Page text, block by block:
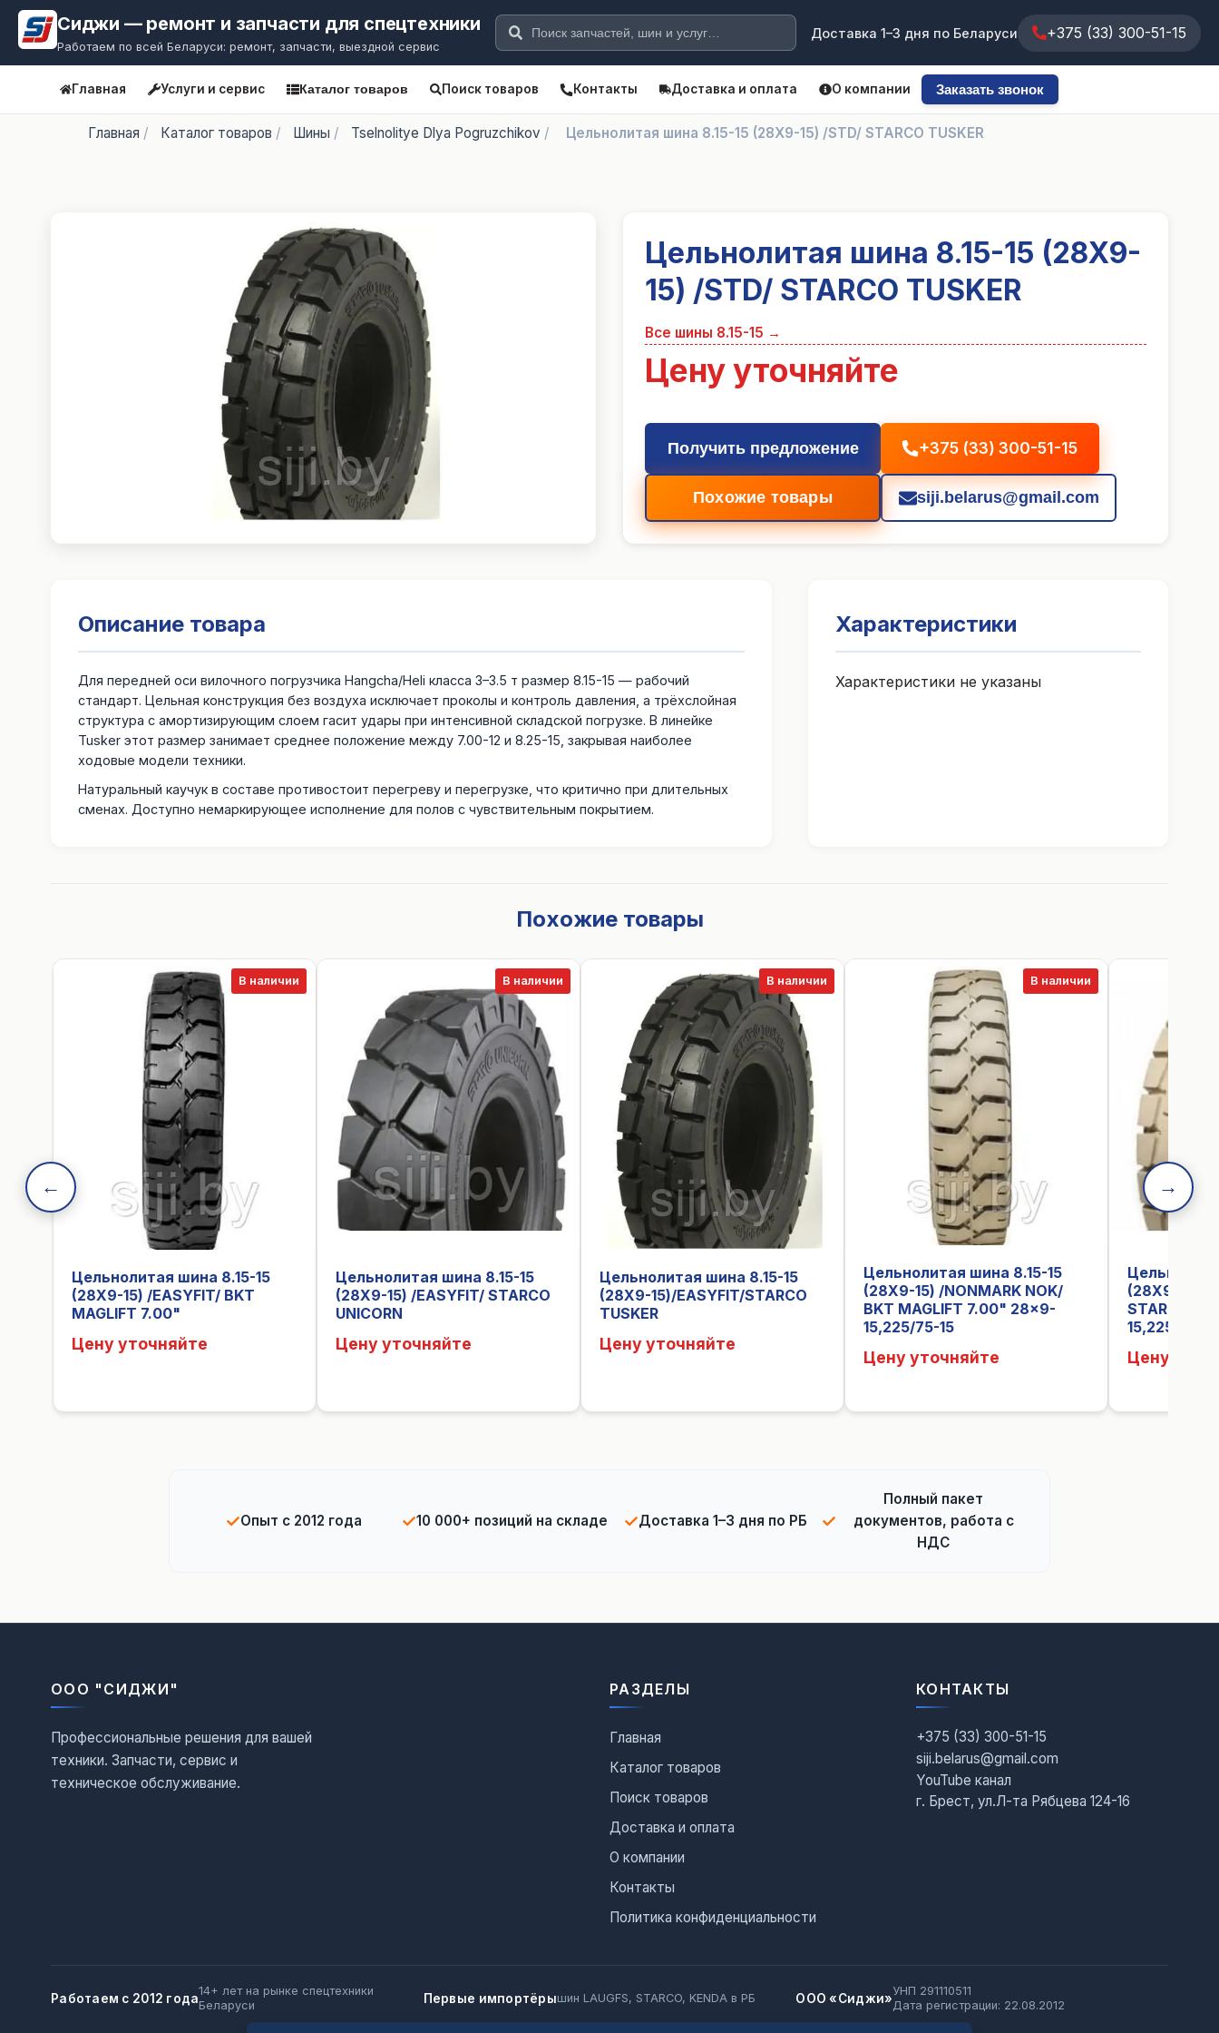
Сиджи — ремонт и запчасти для спецтехники
Работаем по всей Беларуси: ремонт, запчасти, выездной сервис
Доставка 1–3 дня по Беларуси +375 (33) 300-51-15
Главная Услуги и сервис Каталог товаров Поиск товаров Контакты Доставка и оплата О компании Заказать звонок
Главная / Каталог товаров / Шины / Tselnolitye Dlya Pogruzchikov / Цельнолитая шина 8.15-15 (28X9-15) /STD/ STARCO TUSKER
Цельнолитая шина 8.15-15 (28X9-
15) /STD/ STARCO TUSKER
Все шины 8.15-15 →
Цену уточняйте
Получить предложение +375 (33) 300-51-15
Похожие товары siji.belarus@gmail.com
Описание товара
Для передней оси вилочного погрузчика Hangcha/Heli класса 3–3.5 т размер 8.15-15 — рабочий
стандарт. Цельная конструкция без воздуха исключает проколы и контроль давления, а трёхслойная
структура с амортизирующим слоем гасит удары при интенсивной складской погрузке. В линейке
Tusker этот размер занимает среднее положение между 7.00-12 и 8.25-15, закрывая наиболее
ходовые модели техники.
Натуральный каучук в составе противостоит перегреву и перегрузке, что критично при длительных
сменах. Доступно немаркирующее исполнение для полов с чувствительным покрытием.
Характеристики
Характеристики не указаны
Похожие товары
←
В наличии
Цельнолитая шина 8.15-15
(28X9-15) /EASYFIT/ BKT
MAGLIFT 7.00"
Цену уточняйте
В наличии
Цельнолитая шина 8.15-15
(28X9-15) /EASYFIT/ STARCO
UNICORN
Цену уточняйте
В наличии
Цельнолитая шина 8.15-15
(28X9-15)/EASYFIT/STARCO
TUSKER
Цену уточняйте
В наличии
Цельнолитая шина 8.15-15
(28X9-15) /NONMARK NOK/
BKT MAGLIFT 7.00" 28x9-
15,225/75-15
Цену уточняйте
(28X9-15) /
STARCO
15,225/75-15
Цену
→
✓Опыт с 2012 года ✓10 000+ позиций на складе ✓Доставка 1–3 дня по РБ ✓
Полный пакет
документов, работа с
НДС
ООО "СИДЖИ"
Профессиональные решения для вашей
техники. Запчасти, сервис и
техническое обслуживание.
РАЗДЕЛЫ
Главная
Каталог товаров
Поиск товаров
Доставка и оплата
О компании
Контакты
Политика конфиденциальности
КОНТАКТЫ
+375 (33) 300-51-15
siji.belarus@gmail.com
YouTube канал
г. Брест, ул.Л-та Рябцева 124-16
Работаем с 2012 года14+ лет на рынке спецтехники
Беларуси
Первые импортёрышин LAUGFS, STARCO, KENDA в РБ ООО «Сиджи»УНП 291110511
Дата регистрации: 22.08.2012